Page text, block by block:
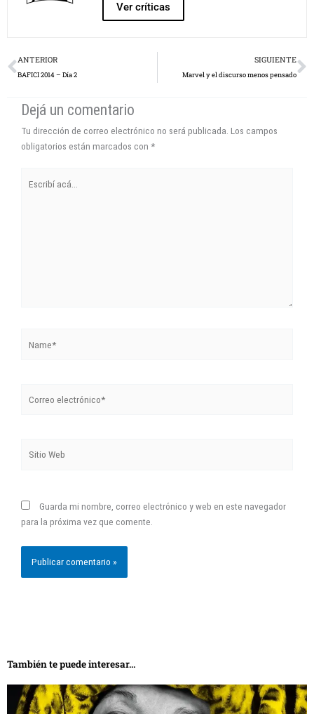
Ver críticas
Prev
ANTERIOR
BAFICI 2014 – Día 2
SIGUIENTE
Marvel y el discurso menos pensado
Dejá un comentario
Tu dirección de correo electrónico no será publicada. Los campos
obligatorios están marcados con *
acá...
electrónico*
Web
Guarda mi nombre, correo electrónico y web en este navegador
para la próxima vez que comente.
También te puede interesar...